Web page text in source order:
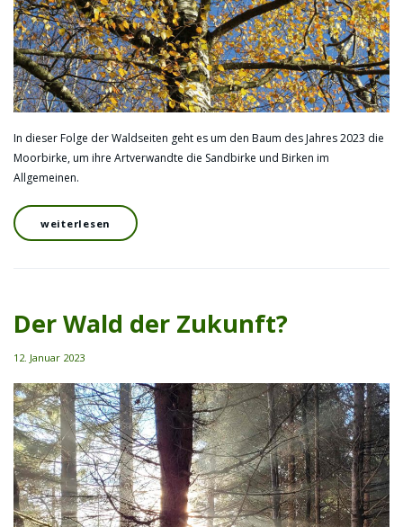
In dieser Folge der Waldseiten geht es um den Baum des Jahres 2023 die
Moorbirke, um ihre Artverwandte die Sandbirke und Birken im
Allgemeinen.
weiterlesen
Der Wald der Zukunft?
12. Januar 2023